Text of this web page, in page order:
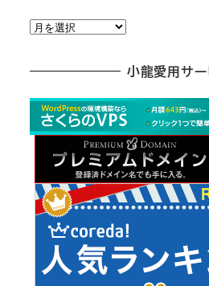
月
カ
小龍愛用サー